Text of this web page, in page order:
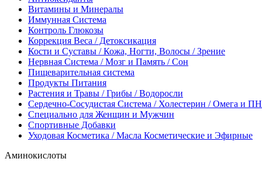
Витамины и Минералы
Иммунная Система
Контроль Глюкозы
Коррекция Веса / Детоксикация
Кости и Суставы / Кожа, Ногти, Волосы / Зрение
Нервная Система / Мозг и Память / Сон
Пищеварительная система
Продукты Питания
Растения и Травы / Грибы / Водоросли
Сердечно-Сосудистая Система / Холестерин / Омега и
Специально для Женщин и Мужчин
Спортивные Добавки
Уходовая Косметика / Масла Косметические и Эфирные
Аминокислоты